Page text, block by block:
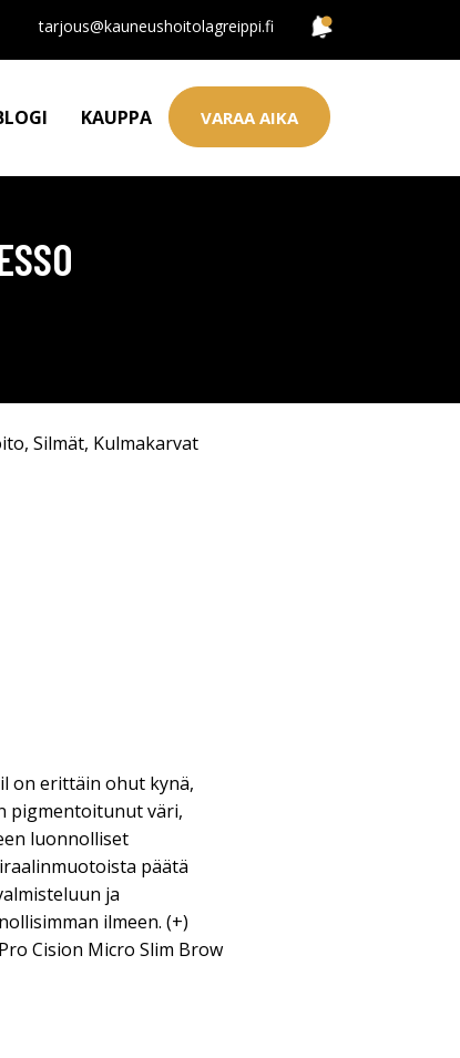
tarjous@kauneushoitolagreippi.fi
KAUPPA VARAA AIKA
, Silmät, Kulmakarvat
on erittäin ohut kynä,
pigmentoitunut väri,
luonnolliset
päätä
ja
ilmeen. (+)
Cision Micro Slim Brow